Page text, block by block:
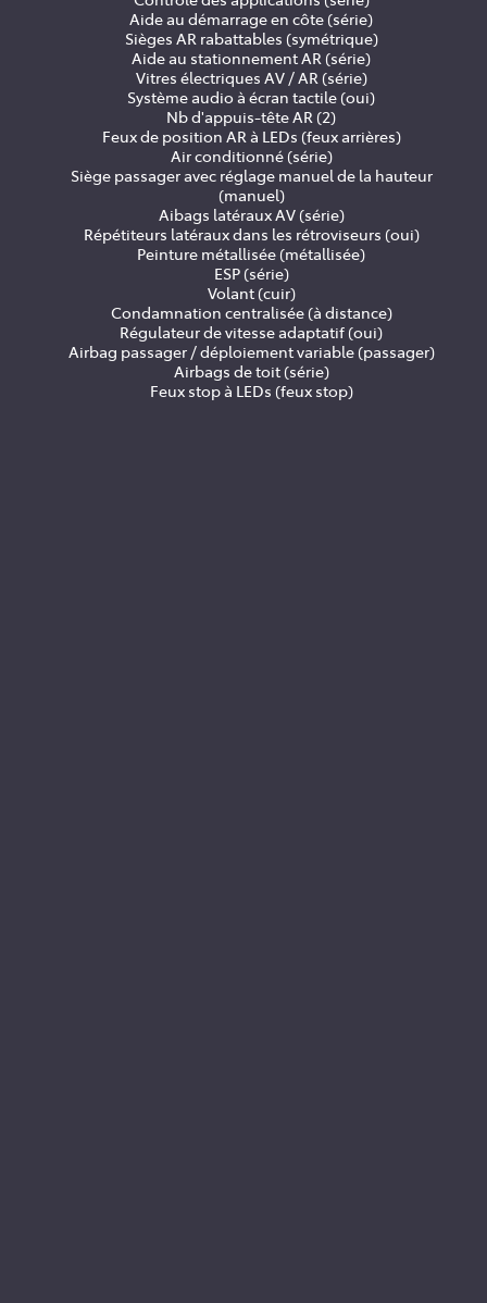
Aide au démarrage en côte (série)
Sièges AR rabattables (symétrique)
Aide au stationnement AR (série)
Vitres électriques AV / AR (série)
Système audio à écran tactile (oui)
Nb d'appuis-tête AR (2)
Feux de position AR à LEDs (feux arrières)
Air conditionné (série)
Siège passager avec réglage manuel de la hauteur
(manuel)
Aibags latéraux AV (série)
Répétiteurs latéraux dans les rétroviseurs (oui)
Peinture métallisée (métallisée)
ESP (série)
Volant (cuir)
Condamnation centralisée (à distance)
Régulateur de vitesse adaptatif (oui)
Airbag passager / déploiement variable (passager)
Airbags de toit (série)
Feux stop à LEDs (feux stop)